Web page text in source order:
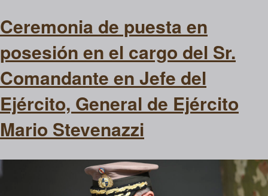
Ceremonia de puesta en
posesión en el cargo del Sr.
Comandante en Jefe del
Ejército, General de Ejército
Mario Stevenazzi